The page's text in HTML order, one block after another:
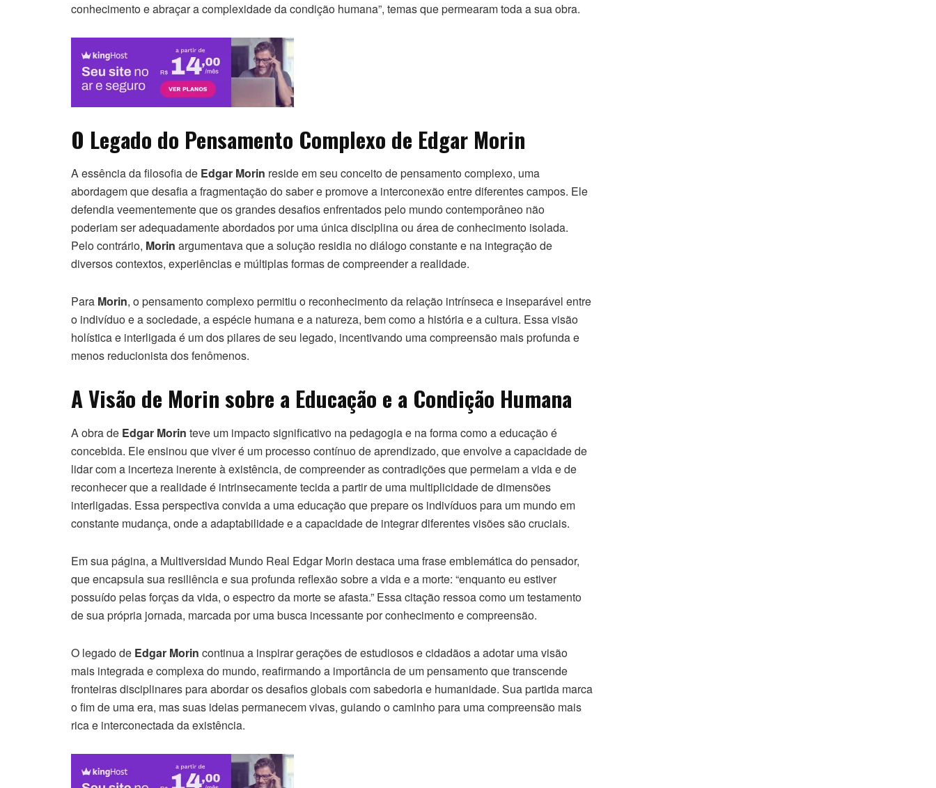
conhecimento e abraçar a complexidade da condição humana”, temas que permearam toda a sua obra.
O Legado do Pensamento Complexo de Edgar Morin
A essência da filosofia de Edgar Morin reside em seu conceito de pensamento complexo, uma
abordagem que desafia a fragmentação do saber e promove a interconexão entre diferentes campos. Ele
defendia veementemente que os grandes desafios enfrentados pelo mundo contemporâneo não
poderiam ser adequadamente abordados por uma única disciplina ou área de conhecimento isolada.
Pelo contrário, Morin argumentava que a solução residia no diálogo constante e na integração de
diversos contextos, experiências e múltiplas formas de compreender a realidade.
Para Morin, o pensamento complexo permitiu o reconhecimento da relação intrínseca e inseparável entre
o indivíduo e a sociedade, a espécie humana e a natureza, bem como a história e a cultura. Essa visão
holística e interligada é um dos pilares de seu legado, incentivando uma compreensão mais profunda e
menos reducionista dos fenômenos.
A Visão de Morin sobre a Educação e a Condição Humana
A obra de Edgar Morin teve um impacto significativo na pedagogia e na forma como a educação é
concebida. Ele ensinou que viver é um processo contínuo de aprendizado, que envolve a capacidade de
lidar com a incerteza inerente à existência, de compreender as contradições que permeiam a vida e de
reconhecer que a realidade é intrinsecamente tecida a partir de uma multiplicidade de dimensões
interligadas. Essa perspectiva convida a uma educação que prepare os indivíduos para um mundo em
constante mudança, onde a adaptabilidade e a capacidade de integrar diferentes visões são cruciais.
Em sua página, a Multiversidad Mundo Real Edgar Morin destaca uma frase emblemática do pensador,
que encapsula sua resiliência e sua profunda reflexão sobre a vida e a morte: “enquanto eu estiver
possuído pelas forças da vida, o espectro da morte se afasta.” Essa citação ressoa como um testamento
de sua própria jornada, marcada por uma busca incessante por conhecimento e compreensão.
O legado de Edgar Morin continua a inspirar gerações de estudiosos e cidadãos a adotar uma visão
mais integrada e complexa do mundo, reafirmando a importância de um pensamento que transcende
fronteiras disciplinares para abordar os desafios globais com sabedoria e humanidade. Sua partida marca
o fim de uma era, mas suas ideias permanecem vivas, guiando o caminho para uma compreensão mais
rica e interconectada da existência.